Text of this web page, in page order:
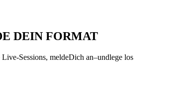
DEIN FORMAT
Sessions, meldeDich an–undlege los